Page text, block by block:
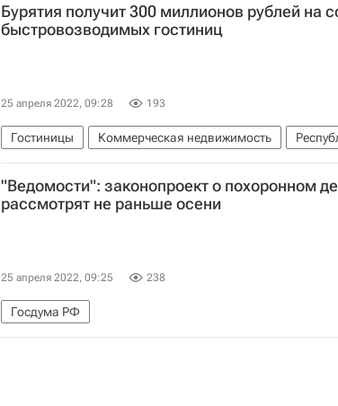
Бурятия получит 300 миллионов рублей на
быстровозводимых гостиниц
25 апреля 2022, 09:28 193
Гостиницы Коммерческая недвижимость
"Ведомости": законопроект о похоронном
рассмотрят не раньше осени
25 апреля 2022, 09:25 238
Госдума РФ
Министерство строительства и жилищно-